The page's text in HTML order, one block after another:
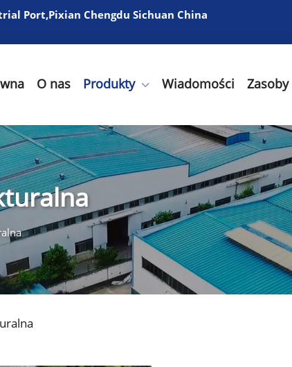
Port,Pixian Chengdu Sichuan China
O nas Produkty Wiadomości Zasoby